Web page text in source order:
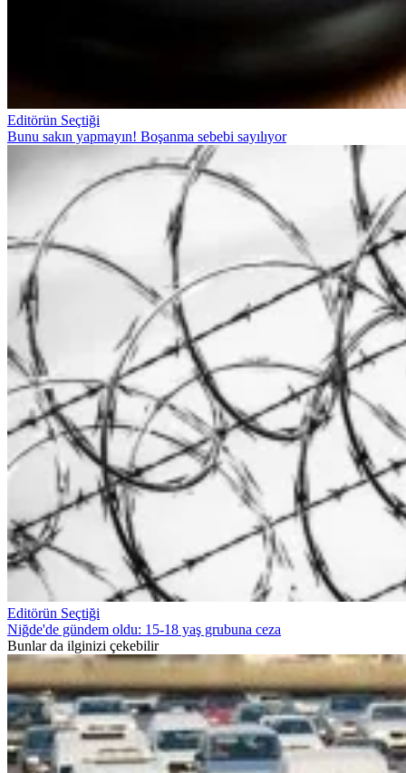
Editörün Seçtiği
Bunu sakın yapmayın! Boşanma sebebi sayılıyor
Editörün Seçtiği
Niğde'de gündem oldu: 15-18 yaş grubuna ceza
Bunlar da ilginizi çekebilir